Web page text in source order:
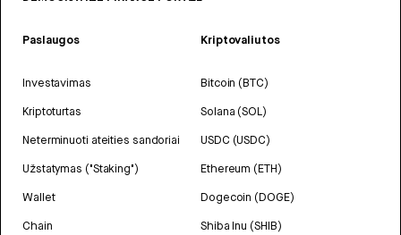
Paslaugos
Investavimas
Kriptoturtas
Neterminuoti ateities sandoriai
Užstatymas ("Staking")
Wallet
Chain
Kriptovaliutos
Bitcoin (BTC)
Solana (SOL)
USDC (USDC)
Ethereum (ETH)
Dogecoin (DOGE)
Shiba Inu (SHIB)